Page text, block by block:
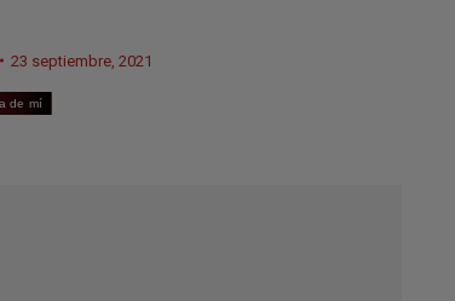
23 septiembre, 2021
de mí